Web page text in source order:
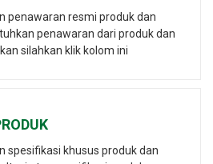
penawaran resmi produk dan
penawaran dari produk dan
silahkan klik kolom ini
spesifikasi khusus produk dan